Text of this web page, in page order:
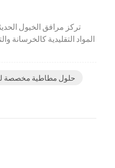
تركز مرافق الخيول
المواد التقليدية كالخرسانة
حلول مطاطية مخصصة